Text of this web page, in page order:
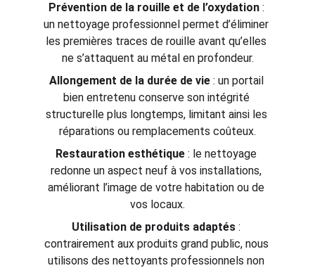
Prévention de la rouille et de l’oxydation :
un nettoyage professionnel permet d’éliminer
les premières traces de rouille avant qu’elles
ne s’attaquent au métal en profondeur.
Allongement de la durée de vie : un portail
bien entretenu conserve son intégrité
structurelle plus longtemps, limitant ainsi les
réparations ou remplacements coûteux.
Restauration esthétique : le nettoyage
redonne un aspect neuf à vos installations,
améliorant l’image de votre habitation ou de
vos locaux.
Utilisation de produits adaptés :
contrairement aux produits grand public, nous
utilisons des nettoyants professionnels non